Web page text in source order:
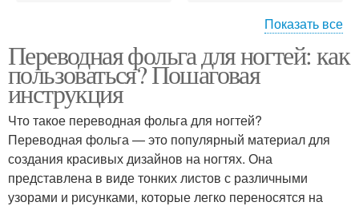
Фольга с ногтя Фольга на ногти
Фольга без лака Фольга с ногтей
Показать все
Переводная фольга для ногтей: как
пользоваться? Пошаговая
инструкция
Что такое переводная фольга для ногтей?
Переводная фольга — это популярный материал для
создания красивых дизайнов на ногтях. Она
представлена в виде тонких листов с различными
узорами и рисунками, которые легко переносятся на